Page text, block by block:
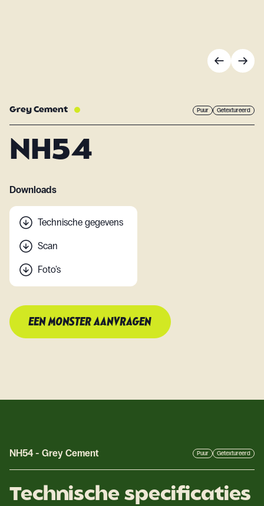
Grey Cement Puur Getextureerd
NH54
Downloads
Technische gegevens
Scan
Foto's
EEN MONSTER AANVRAGEN
NH54 - Grey Cement Puur Getextureerd
Technische specificaties